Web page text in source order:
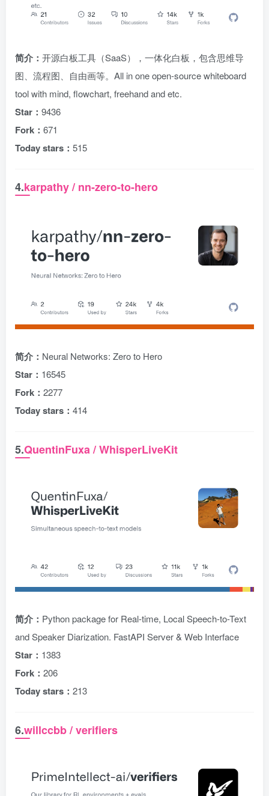
简介： 开源白板工具（SaaS），一体化白板，包含思维导
图、流程图、自由画等。All in one open-source whiteboard
tool with mind, flowchart, freehand and etc.
Star： 9436
Fork： 671
Today stars： 515
4.karpathy / nn-zero-to-hero
简介： Neural Networks: Zero to Hero
Star： 16545
Fork： 2277
Today stars： 414
5.QuentinFuxa / WhisperLiveKit
简介： Python package for Real-time, Local Speech-to-Text
and Speaker Diarization. FastAPI Server & Web Interface
Star： 1383
Fork： 206
Today stars： 213
6.willccbb / verifiers